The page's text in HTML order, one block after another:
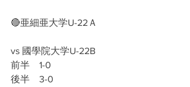
🔴亜細亜大学U-22Ａ
vs 國學院大学U-22B
前半　1-0
後半　3-0